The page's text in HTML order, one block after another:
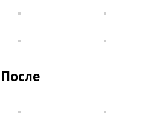
После